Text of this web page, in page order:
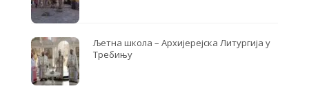
Љетна школа – Архијерејска Литургија у
Требињу